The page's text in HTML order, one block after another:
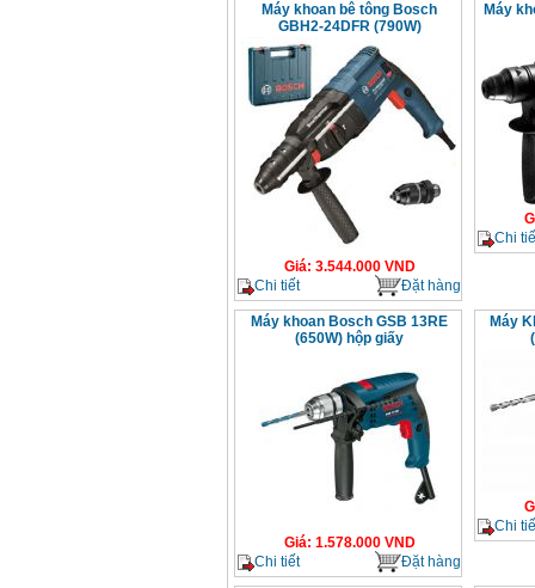
Máy khoan bê tông Bosch
GBH2-24DFR (790W)
Giá: 3.544.000VND
Chi tiết
Đặt hàng
Máy
Chi
Máy khoan Bosch GSB 13RE
(650W) hộp giấy
Giá: 1.578.000VND
Chi tiết
Đặt hàng
Máy
Chi